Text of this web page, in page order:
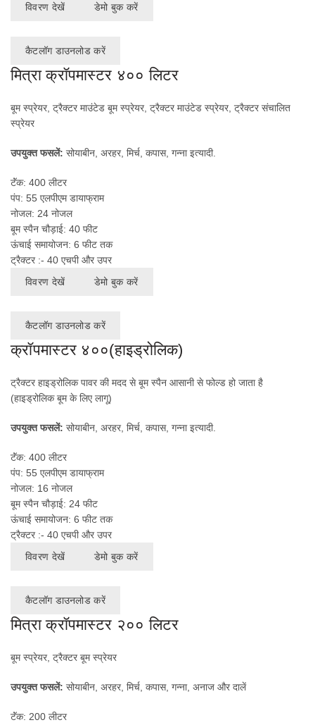
विवरण देखें डेमो बुक करें
कैटलॉग डाउनलोड करें
मित्रा क्रॉपमास्टर ४०० लिटर
बूम स्प्रेयर, ट्रैक्टर माउंटेड बूम स्प्रेयर, ट्रैक्टर माउंटेड स्प्रेयर, ट्रैक्टर संचालित
स्प्रेयर
उपयुक्त फसलें: सोयाबीन, अरहर, मिर्च, कपास, गन्ना इत्यादी.
टॅंक: 400 लीटर
पंप: 55 एलपीएम डायाफ्राम
नोजल: 24 नोजल
बूम स्पैन चौड़ाई: 40 फीट
ऊंचाई समायोजन: 6 फीट तक
ट्रैक्टर :- 40 एचपी और उपर
विवरण देखें
डेमो बुक करें
कैटलॉग डाउनलोड करें
क्रॉपमास्टर ४००(हाइड्रोलिक)
ट्रैक्टर हाइड्रोलिक पावर की मदद से बूम स्पैन आसानी से फोल्ड हो जाता है
(हाइड्रोलिक बूम के लिए लागू)
उपयुक्त फसलें: सोयाबीन, अरहर, मिर्च, कपास, गन्ना इत्यादी.
टॅंक: 400 लीटर
पंप: 55 एलपीएम डायाफ्राम
नोजल: 16 नोजल
बूम स्पैन चौड़ाई: 24 फीट
ऊंचाई समायोजन: 6 फीट तक
ट्रैक्टर :- 40 एचपी और उपर
विवरण देखें
डेमो बुक करें
कैटलॉग डाउनलोड करें
मित्रा क्रॉपमास्टर २०० लिटर
बूम स्प्रेयर, ट्रैक्टर बूम स्प्रेयर
उपयुक्त फसलें: सोयाबीन, अरहर, मिर्च, कपास, गन्ना, अनाज और दालें
टॅंक: 200 लीटर